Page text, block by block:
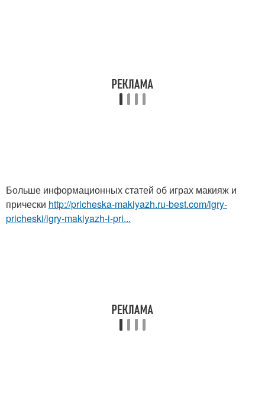
Больше информационных статей об играх макияж и
прически http://pricheska-makiyazh.ru-best.com/igry-
pricheski/igry-makiyazh-i-pri...